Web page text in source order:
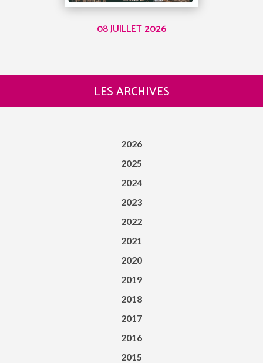
08 JUILLET 2026
LES ARCHIVES
2026
2025
2024
2023
2022
2021
2020
2019
2018
2017
2016
2015